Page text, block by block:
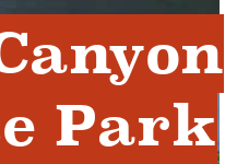
Park